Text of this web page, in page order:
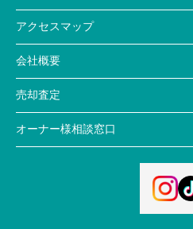
アクセスマップ
会社概要
売却査定
オーナー様相談窓口